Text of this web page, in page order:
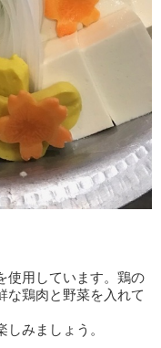
使用しています。鶏の
な鶏肉と野菜を入れて
みましょう。